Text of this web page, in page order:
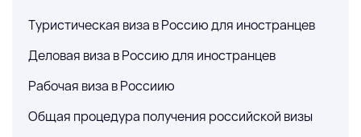
Туристическая виза в Россию для иностранцев
Деловая виза в Россию для иностранцев
Рабочая виза в Россиию
Общая процедура получения российской визы